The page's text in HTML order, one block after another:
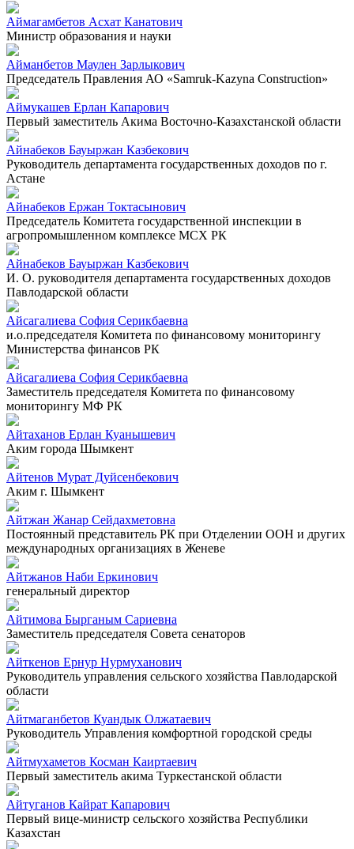
Аймагамбетов Асхат Канатович
Министр образования и науки
Айманбетов Маулен Зарлыкович
Председатель Правления АО «Samruk-Kazyna Construction»
Аймукашев Ерлан Капарович
Первый заместитель Акима Восточно-Казахстанской области
Айнабеков Бауыржан Казбекович
Руководитель департамента государственных доходов по г.
Астане
Айнабеков Ержан Токтасынович
Председатель Комитета государственной инспекции в
агропромышленном комплексе МСХ РК
Айнабеков Бауыржан Казбекович
И. О. руководителя департамента государственных доходов
Павлодарской области
Айсагалиева София Серикбаевна
и.о.председателя Комитета по финансовому мониторингу
Министерства финансов РК
Айсагалиева София Серикбаевна
Заместитель председателя Комитета по финансовому
мониторингу МФ РК
Айтаханов Ерлан Куанышевич
Аким города Шымкент
Айтенов Мурат Дуйсенбекович
Аким г. Шымкент
Айтжан Жанар Сейдахметовна
Постоянный представитель РК при Отделении ООН и других
международных организациях в Женеве
Айтжанов Наби Еркинович
генеральный директор
Айтимова Бырганым Сариевна
Заместитель председателя Совета сенаторов
Айткенов Ернур Нурмуханович
Руководитель управления сельского хозяйства Павлодарской
области
Айтмаганбетов Куандык Олжатаевич
Руководитель Управления комфортной городской среды
Айтмухаметов Косман Каиртаевич
Первый заместитель акима Туркестанской области
Айтуганов Кайрат Капарович
Первый вице-министр сельского хозяйства Республики
Казахстан